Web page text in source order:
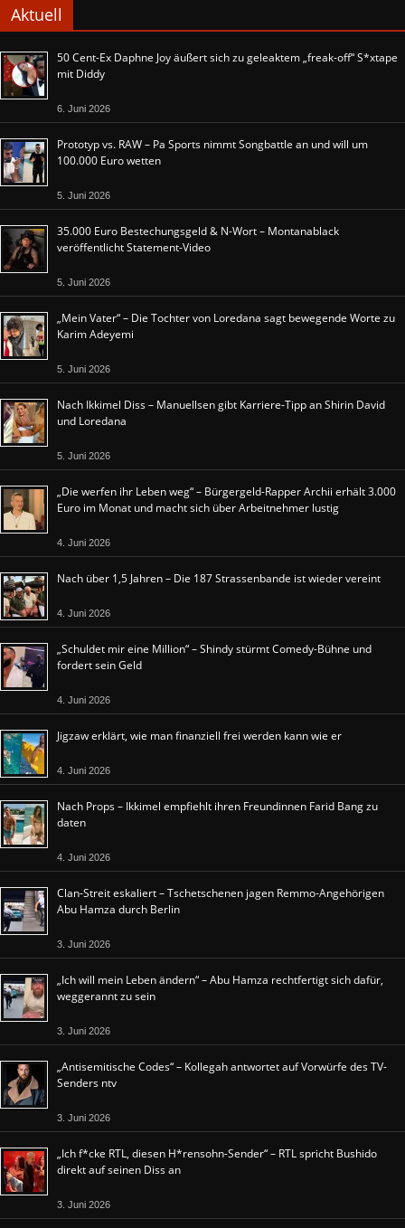
Aktuell
50 Cent-Ex Daphne Joy äußert sich zu geleaktem „freak-off“ S*xtape
mit Diddy
6. Juni 2026
Prototyp vs. RAW – Pa Sports nimmt Songbattle an und will um
100.000 Euro wetten
5. Juni 2026
35.000 Euro Bestechungsgeld & N-Wort – Montanablack
veröffentlicht Statement-Video
5. Juni 2026
„Mein Vater“ – Die Tochter von Loredana sagt bewegende Worte zu
Karim Adeyemi
5. Juni 2026
Nach Ikkimel Diss – Manuellsen gibt Karriere-Tipp an Shirin David
und Loredana
5. Juni 2026
„Die werfen ihr Leben weg“ – Bürgergeld-Rapper Archii erhält 3.000
Euro im Monat und macht sich über Arbeitnehmer lustig
4. Juni 2026
Nach über 1,5 Jahren – Die 187 Strassenbande ist wieder vereint
4. Juni 2026
„Schuldet mir eine Million“ – Shindy stürmt Comedy-Bühne und
fordert sein Geld
4. Juni 2026
Jigzaw erklärt, wie man finanziell frei werden kann wie er
4. Juni 2026
Nach Props – Ikkimel empfiehlt ihren Freundinnen Farid Bang zu
daten
4. Juni 2026
Clan-Streit eskaliert – Tschetschenen jagen Remmo-Angehörigen
Abu Hamza durch Berlin
3. Juni 2026
„Ich will mein Leben ändern“ – Abu Hamza rechtfertigt sich dafür,
weggerannt zu sein
3. Juni 2026
„Antisemitische Codes“ – Kollegah antwortet auf Vorwürfe des TV-
Senders ntv
3. Juni 2026
„Ich f*cke RTL, diesen H*rensohn-Sender“ – RTL spricht Bushido
direkt auf seinen Diss an
3. Juni 2026